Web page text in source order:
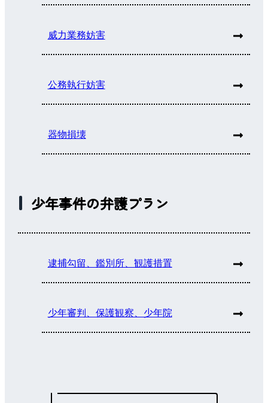
威力業務妨害
公務執行妨害
器物損壊
少年事件の弁護プラン
逮捕勾留、鑑別所、観護措置
少年審判、保護観察、少年院